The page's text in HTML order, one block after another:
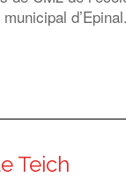
d’Epinal.
Teich